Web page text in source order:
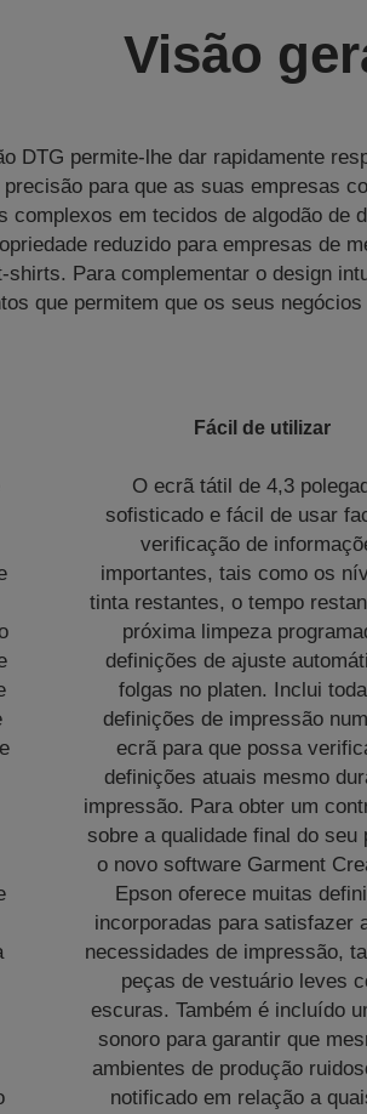
Visão
DTG permite‑lhe dar rapidamente
para que as suas empresas
complexos em tecidos de algodão de
reduzido para empresas de
Para complementar o design
que permitem que os seus
Fácil de utilizar
O ecrã tátil de 4,3
sofisticado e fácil de usar
verificação de
importantes, tais como os
tinta restantes, o tempo
próxima limpeza
definições de ajuste
folgas no platen. Inclui
definições de impressão
ecrã para que possa
definições atuais mesmo
impressão. Para obter um
sobre a qualidade final do seu
o novo software Garment
Epson oferece muitas
incorporadas para satisfazer
necessidades de impressão,
peças de vestuário leves
escuras. Também é incluído
sonoro para garantir que
ambientes de produção
notificado em relação a